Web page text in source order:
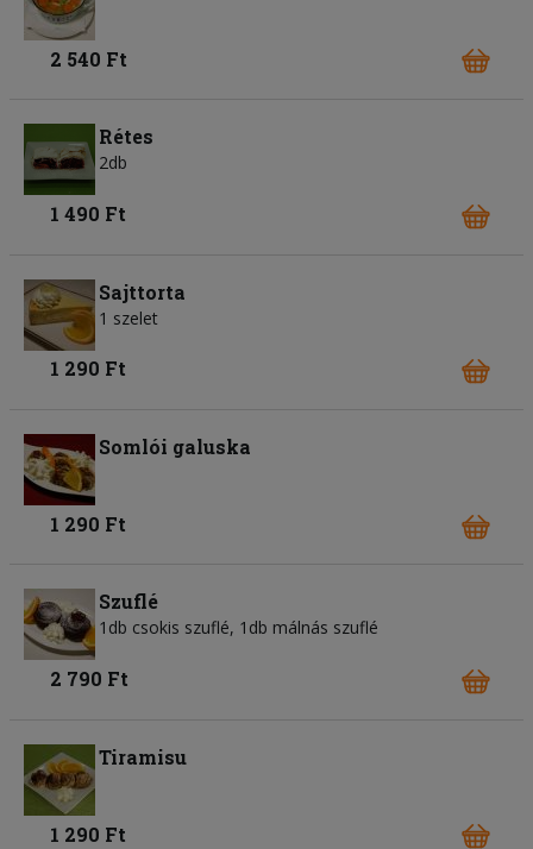
2 540 Ft
Rétes
2db
1 490 Ft
Sajttorta
1 szelet
1 290 Ft
Somlói galuska
1 290 Ft
Szuflé
1db csokis szuflé, 1db málnás szuflé
2 790 Ft
Tiramisu
1 290 Ft